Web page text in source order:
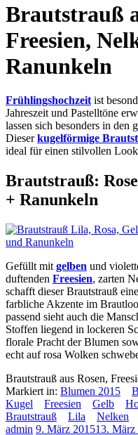
Brautstrauß
Freesien,
Ranunkeln
Frühlingshochzeit ist
Jahreszeit und Pastelltöne
lassen sich besonders in
Dieserkugelförmige
ideal für einen stilvollen
Brautstrauß:
+ Ranunkeln
Gefüllt mit gelben und
duftenden Freesien, zarten
schafft dieser Brautstrauß
farbliche Akzente im
passend sieht auch die
Stoffen liegend in lockeren
florale Pracht der Blumen
echt auf rosa Wolken
Brautstrauß aus Rosen,
Markiert in: Blumen 2015
Kugel
Freesien Gelb
Brautstrauß
Lila Nelken
admin 9. März 201513. März